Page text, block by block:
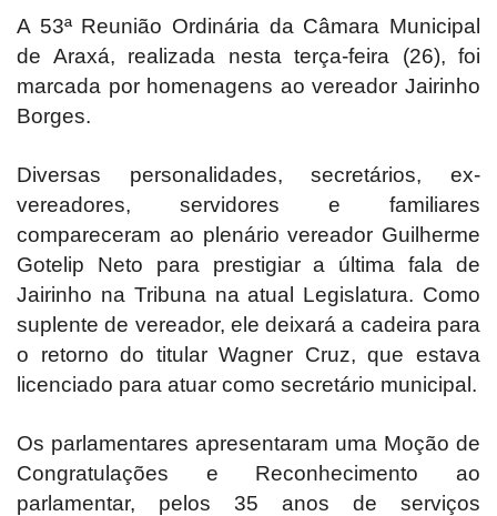
A 53ª Reunião Ordinária da Câmara Municipal
de Araxá, realizada nesta terça-feira (26), foi
marcada por homenagens ao vereador Jairinho
Borges.
Diversas personalidades, secretários, ex-
vereadores, servidores e familiares
compareceram ao plenário vereador Guilherme
Gotelip Neto para prestigiar a última fala de
Jairinho na Tribuna na atual Legislatura. Como
suplente de vereador, ele deixará a cadeira para
o retorno do titular Wagner Cruz, que estava
licenciado para atuar como secretário municipal.
Os parlamentares apresentaram uma Moção de
Congratulações e Reconhecimento ao
parlamentar, pelos 35 anos de serviços